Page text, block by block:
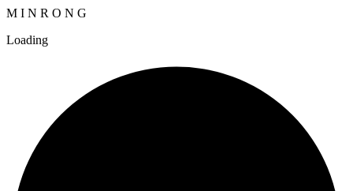
M I N R O N G
Loading